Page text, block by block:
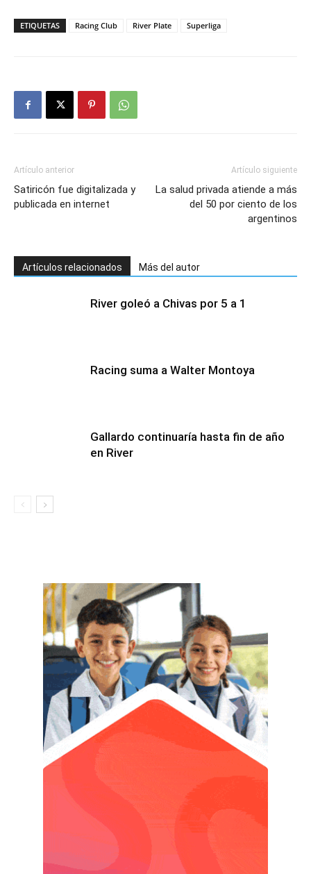
ETIQUETAS Racing Club River Plate Superliga
Artículo anterior
Satiricón fue digitalizada y
publicada en internet
Artículo siguiente
La salud privada atiende a más
del 50 por ciento de los
argentinos
Artículos relacionados Más del autor
River goleó a Chivas por 5 a 1
Racing suma a Walter Montoya
Gallardo continuaría hasta fin de año
en River